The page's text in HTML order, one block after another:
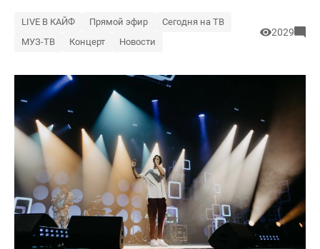
LIVE В КАЙФ Прямой эфир
Сегодня на ТВ
МУЗ-ТВ
Концерт Новости
2029